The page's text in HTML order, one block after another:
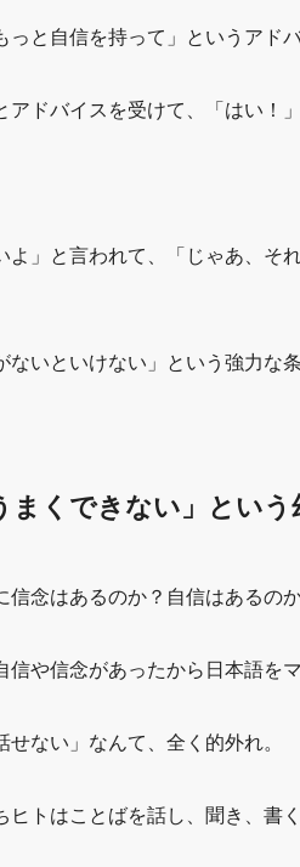
と自信を持って」というアド
ドバイスを受けて、「はい！
よ」と言われて、「じゃあ、そ
いといけない」という強力な
まくできない」という
念はあるのか？自信はあるの
や信念があったから日本語を
ない」なんて、全く的外れ。
トはことばを話し、聞き、書く